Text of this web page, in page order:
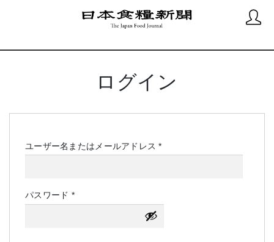
ログイン
ユーザー名またはメールアドレス*必
パスワード *必
須